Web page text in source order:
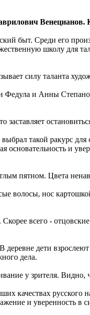
Венецианов.
быт. Среди его
школу для
силу таланта
и Анны
такой ракурс
основательность и
пятном. Цвета
волосы, нос
всего -
дети
дела.
у зрителя.
качествах русского
и уверенность в